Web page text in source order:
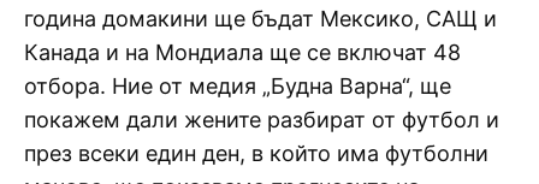
година домакини ще бъдат Мексико, САЩ и
Канада и на Мондиала ще се включат 48
отбора. Ние от медия „Будна Варна“, ще
покажем дали жените разбират от футбол и
през всеки един ден, в който има футболни